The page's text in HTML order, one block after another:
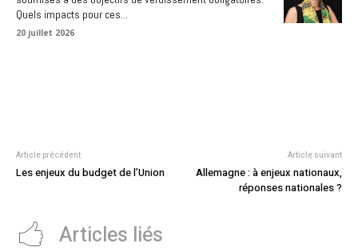
Quels impacts pour ces...
20 juillet 2026
Article précédent
Les enjeux du budget de l’Union
Article suivant
Allemagne : à enjeux nationaux,
réponses nationales ?
Articles liés